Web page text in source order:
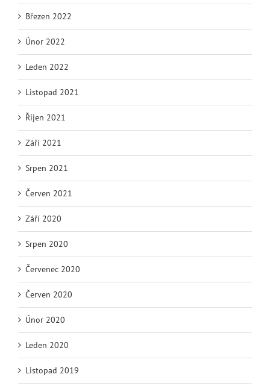
Březen 2022
Únor 2022
Leden 2022
Listopad 2021
Říjen 2021
Září 2021
Srpen 2021
Červen 2021
Září 2020
Srpen 2020
Červenec 2020
Červen 2020
Únor 2020
Leden 2020
Listopad 2019